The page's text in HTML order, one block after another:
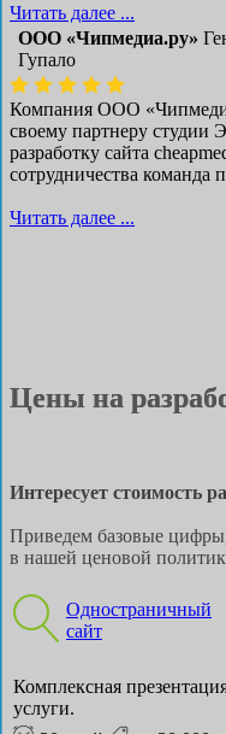
Читать далее ...
ООО «Чипмедиа.ру»
Гупало
Компания ООО
своему партнеру студии
разработку сайта
сотрудничества команда
Читать далее ...
Цены на
Интересует стоимость
Приведем базовые
в нашей ценовой
Одностраничный
сайт
Комплексная
услуги.